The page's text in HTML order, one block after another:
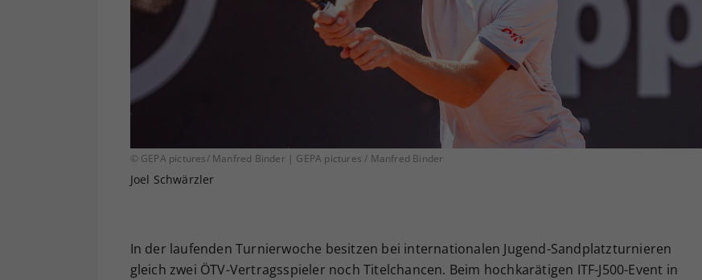
© GEPA pictures/ Manfred Binder | GEPA pictures / Manfred Binder
Joel Schwärzler
In der laufenden Turnierwoche besitzen bei internationalen Jugend-Sandplatzturnieren
gleich zwei ÖTV-Vertragsspieler noch Titelchancen. Beim hochkarätigen ITF-J500-Event in
Ihrer vorgenommen Einstellungen, falls der
Webseiten-Betreiber dies eingestellt hat.